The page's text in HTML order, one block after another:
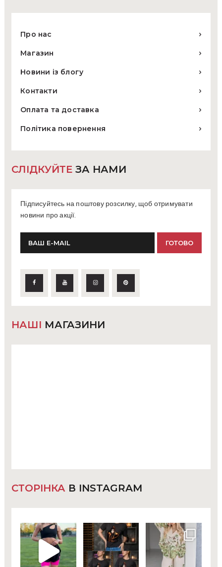
Про нас
Магазин
Новини із блогу
Контакти
Оплата та доставка
Політика повернення
СЛІДКУЙТЕ ЗА НАМИ
Підписуйтесь на поштову розсилку, щоб отримувати
новини про акції.
НАШІ МАГАЗИНИ
СТОРІНКА В INSTAGRAM